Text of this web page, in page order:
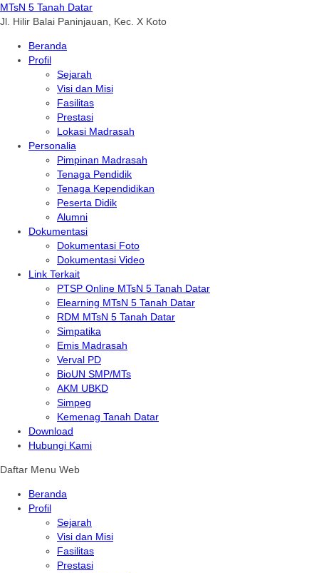
MTsN 5 Tanah Datar
Jl. Hilir Balai Paninjauan, Kec. X Koto
Beranda
Profil
Sejarah
Visi dan Misi
Fasilitas
Prestasi
Lokasi Madrasah
Personalia
Pimpinan Madrasah
Tenaga Pendidik
Tenaga Kependidikan
Peserta Didik
Alumni
Dokumentasi
Dokumentasi Foto
Dokumentasi Video
Link Terkait
PTSP Online MTsN 5 Tanah Datar
Elearning MTsN 5 Tanah Datar
RDM MTsN 5 Tanah Datar
Simpatika
Emis Madrasah
Verval PD
BioUN SMP/MTs
AKM UBKD
Simpeg
Kemenag Tanah Datar
Download
Hubungi Kami
Daftar Menu Web
Beranda
Profil
Sejarah
Visi dan Misi
Fasilitas
Prestasi